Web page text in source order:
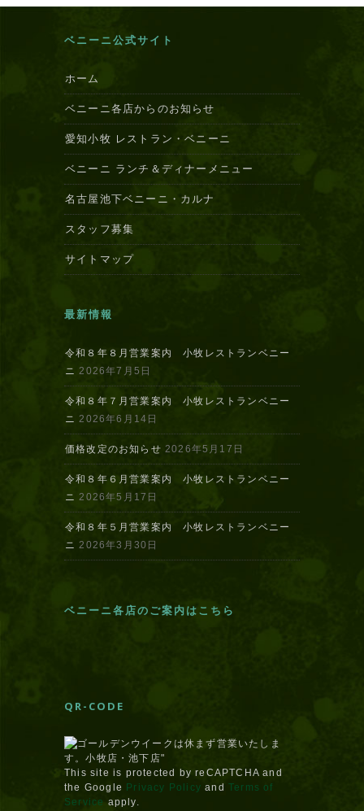
ベニーニ公式サイト
ホーム
ベニーニ各店からのお知らせ
愛知小牧 レストラン・ベニーニ
ベニーニ ランチ＆ディナーメニュー
名古屋池下ベニーニ・カルナ
スタッフ募集
サイトマップ
最新情報
令和８年８月営業案内 小牧レストランベニー
ニ 2026年7月5日
令和８年７月営業案内 小牧レストランベニー
ニ 2026年6月14日
価格改定のお知らせ 2026年5月17日
令和８年６月営業案内 小牧レストランベニー
ニ 2026年5月17日
令和８年５月営業案内 小牧レストランベニー
ニ 2026年3月30日
ベニーニ各店のご案内はこちら
QR-CODE
This site is protected by reCAPTCHA and
the Google Privacy Policy andTerms of
Service apply.